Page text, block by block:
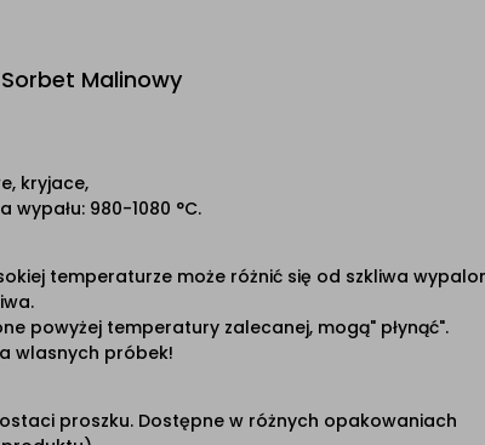
Malinowy
kryjace,
980-1080 °C.
temperaturze może różnić się od szkliwa
powyżej temperatury zalecanej, mogą" płynąć".
wlasnych próbek!
proszku. Dostępne w różnych opakowaniach